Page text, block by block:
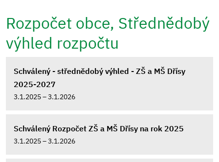
Rozpočet obce, Střednědobý
výhled rozpočtu
Schválený - střednědobý výhled - ZŠ a MŠ Dřísy
2025-2027
3.1.2025 – 3.1.2026
Schválený Rozpočet ZŠ a MŠ Dřísy na rok 2025
3.1.2025 – 3.1.2026